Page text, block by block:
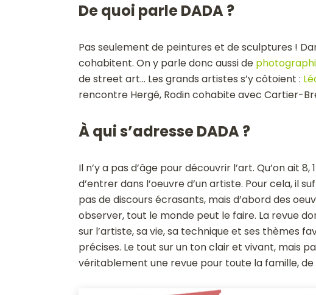
De quoi parle DADA ?
Pas seulement de peintures et de sculptures !
cohabitent. On y parle donc aussi de
de street art… Les grands artistes s’y côtoient :
rencontre Hergé, Rodin cohabite avec Cartier-
À qui s’adresse DADA ?
Il n’y a pas d’âge pour découvrir l’art. Qu’on ait
d’entrer dans l’oeuvre d’un artiste. Pour cela, il
pas de discours écrasants, mais d’abord des
observer, tout le monde peut le faire. La revue
sur l’artiste, sa vie, sa technique et ses thèmes
précises. Le tout sur un ton clair et vivant, mais
véritablement une revue pour toute la famille, de